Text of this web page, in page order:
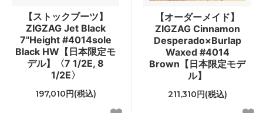
【ストックブーツ】
ZIGZAG Jet Black
7"Height #4014sole
Black HW【日本限定モ
デル】〈7 1/2E, 8
1/2E〉
197,010円(税込)
【オーダーメイド】
ZIGZAG Cinnamon
Desperado×Burlap
Waxed #4014
Brown【日本限定モデ
ル】
211,310円(税込)